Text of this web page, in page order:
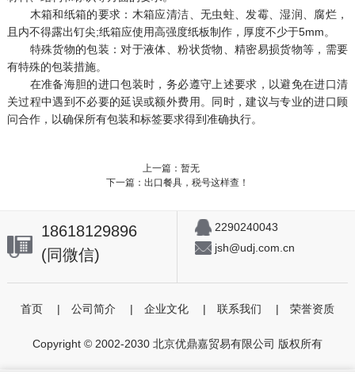
木箱和纸箱的要求：木箱应清洁、无虫蛀、发霉、湿润、腐烂，
且内不得露出钉尖;纸箱应使用高强度纸板制作，厚度不少于5mm。
特殊货物的包装：对于液体、粉状货物、精密易损货物等，需要
有特殊的包装措施。
在准备海胆的进口包装时，务必遵守上述要求，以避免在进口清
关过程中遇到不必要的延误或额外费用。同时，建议与专业的进口顾
问合作，以确保所有包装和标签要求得到准确执行。
上一篇：暂无
下一篇：出口餐具，税号这样查！
18618129896
(同微信)
2290240043
jsh@udj.com.cn
首页 | 公司简介 | 企业文化 | 联系我们 | 荣誉资质
Copyright © 2002-2030 北京优鼎嘉贸易有限公司 版权所有